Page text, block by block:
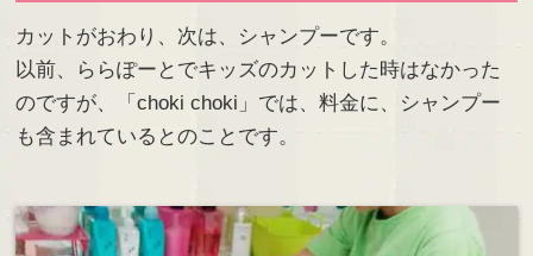
カットがおわり、次は、シャンプーです。
以前、ららぽーとでキッズのカットした時はなかった
のですが、「choki choki」では、料金に、シャンプー
も含まれているとのことです。